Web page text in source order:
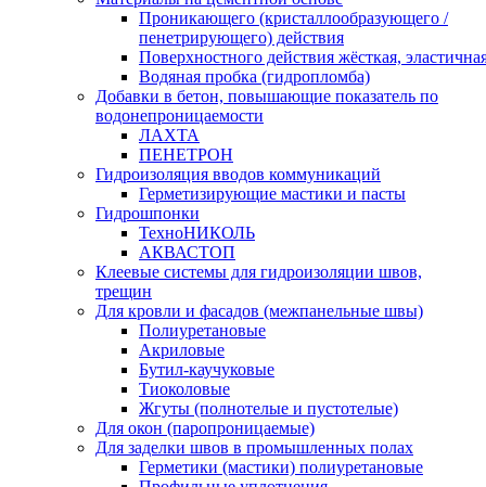
Проникающего (кристаллообразующего /
пенетрирующего) действия
Поверхностного действия жёсткая,
Водяная пробка (гидропломба)
Добавки в бетон, повышающие показатель по
водонепроницаемости
ЛАХТА
ПЕНЕТРОН
Гидроизоляция вводов коммуникаций
Герметизирующие мастики и пасты
Гидрошпонки
ТехноНИКОЛЬ
АКВАСТОП
Клеевые системы для гидроизоляции швов,
трещин
Для кровли и фасадов (межпанельные швы)
Полиуретановые
Акриловые
Бутил-каучуковые
Тиоколовые
Жгуты (полнотелые и пустотелые)
Для окон (паропроницаемые)
Для заделки швов в промышленных полах
Герметики (мастики) полиуретановые